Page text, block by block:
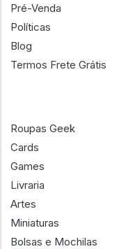
Pré-Venda
Políticas
Blog
Termos Frete Grátis
Roupas Geek
Cards
Games
Livraria
Artes
Miniaturas
Bolsas e Mochilas